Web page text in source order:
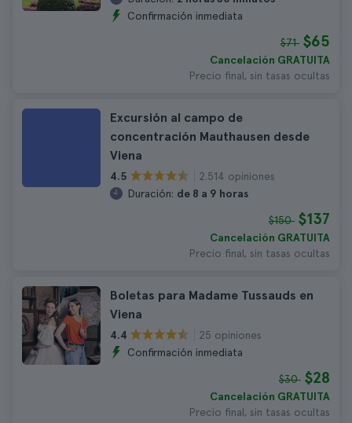
Confirmación inmediata
$71 $65
Cancelación GRATUITA
Precio final, sin tasas ocultas
Excursión al campo de
concentración Mauthausen desde
Viena
4.5
2.514 opiniones
Duración: de 8 a 9 horas
$150 $137
Cancelación GRATUITA
Precio final, sin tasas ocultas
Boletas para Madame Tussauds en
Viena
4.4
25 opiniones
Confirmación inmediata
$30 $28
Cancelación GRATUITA
Precio final, sin tasas ocultas